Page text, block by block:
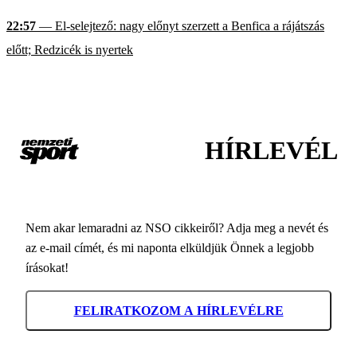
22:57 — El-selejtező: nagy előnyt szerzett a Benfica a rájátszás
előtt; Redzicék is nyertek
HÍRLEVÉL
Nem akar lemaradni az NSO cikkeiről? Adja meg a nevét és
az e-mail címét, és mi naponta elküldjük Önnek a legjobb
írásokat!
FELIRATKOZOM A HÍRLEVÉLRE